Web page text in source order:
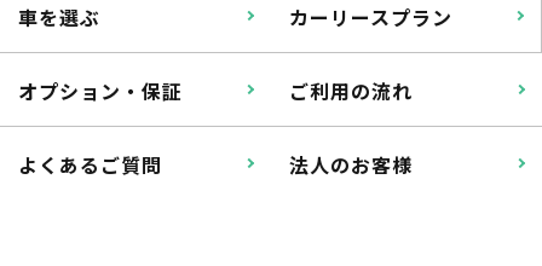
車を選ぶ カーリースプラン
オプション・保証 ご利用の流れ
よくあるご質問 法人のお客様